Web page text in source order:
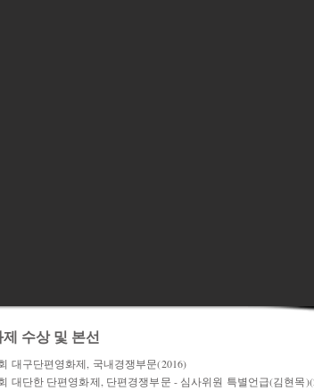
수상 및 본선
대구단편영화제, 국내경쟁부문(2016)
대단한 단편영화제, 단편경쟁부문 - 심사위원 특별언급(김현목